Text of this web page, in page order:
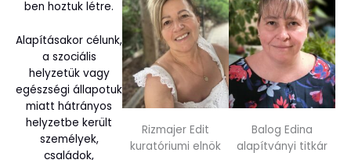
ben hoztuk létre.
Alapításakor célunk,
a szociális
helyzetük vagy
egészségi állapotuk
miatt hátrányos
helyzetbe került
személyek,
családok,
Rizmajer Edit
kuratóriumi elnök
Balog Edina
alapítványi titkár